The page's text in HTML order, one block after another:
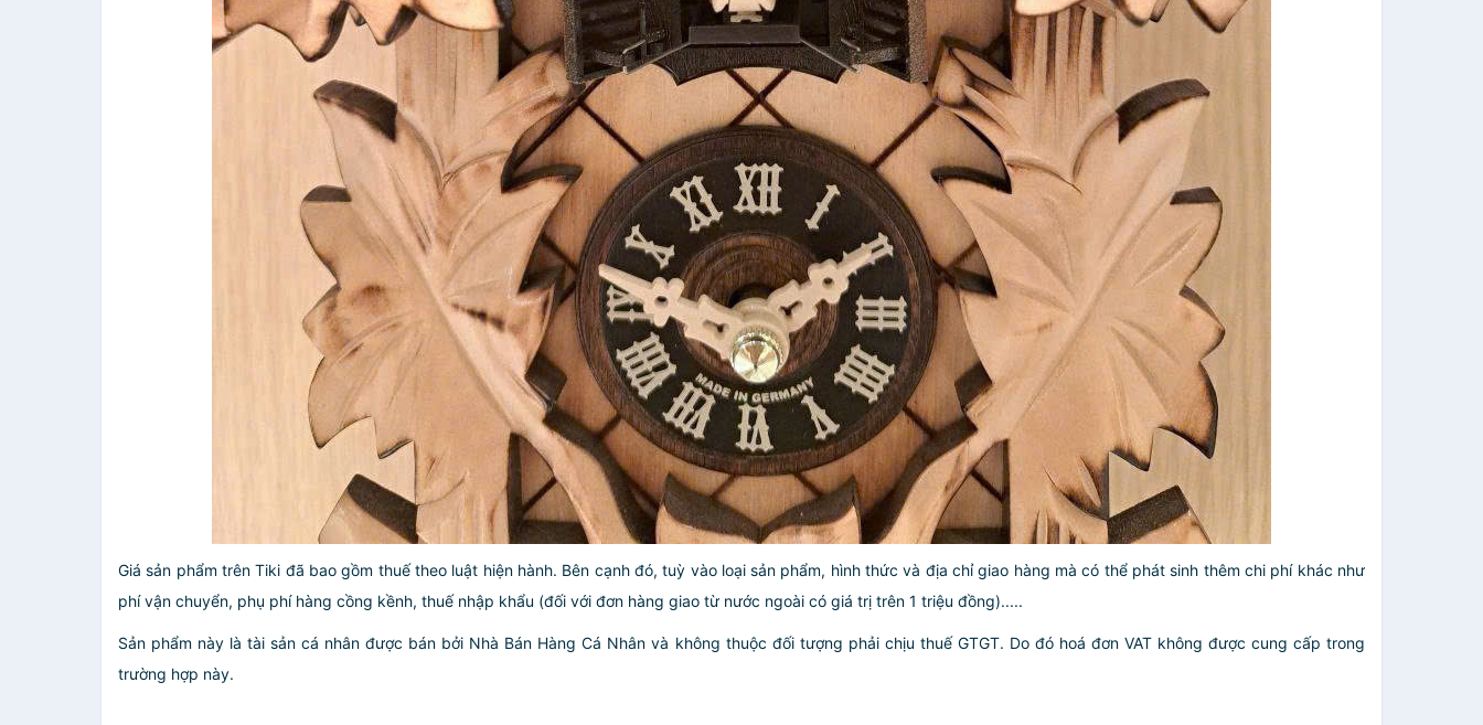
Giá sản phẩm trên Tiki đã bao gồm thuế theo luật hiện hành. Bên cạnh đó, tuỳ vào loại sản phẩm, hình thức và địa chỉ giao hàng mà có thể phát sinh thêm chi phí khác như
phí vận chuyển, phụ phí hàng cồng kềnh, thuế nhập khẩu (đối với đơn hàng giao từ nước ngoài có giá trị trên 1 triệu đồng).....
Sản phẩm này là tài sản cá nhân được bán bởi Nhà Bán Hàng Cá Nhân và không thuộc đối tượng phải chịu thuế GTGT. Do đó hoá đơn VAT không được cung cấp trong
trường hợp này.